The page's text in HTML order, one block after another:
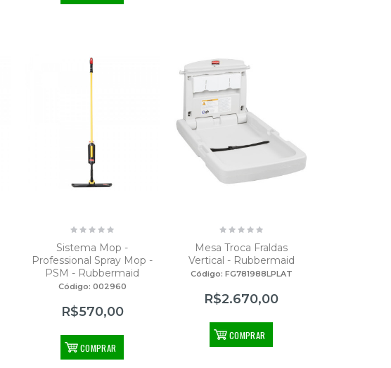
Sistema Mop -
Professional Spray Mop -
PSM - Rubbermaid
Código: 002960
R$570,00
COMPRAR
Mesa Troca Fraldas
Vertical - Rubbermaid
Código: FG781988LPLAT
R$2.670,00
COMPRAR